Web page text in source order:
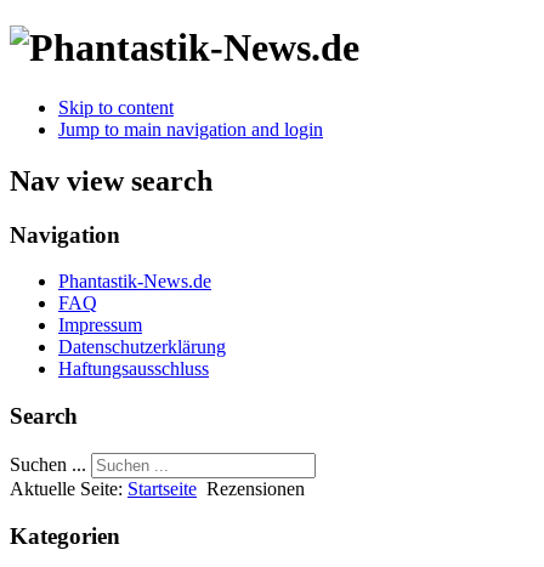
Skip to content
Jump to main navigation and login
Nav view search
Navigation
Phantastik-News.de
FAQ
Impressum
Datenschutzerklärung
Haftungsausschluss
Search
Suchen ...
Aktuelle Seite: Startseite Rezensionen
Kategorien